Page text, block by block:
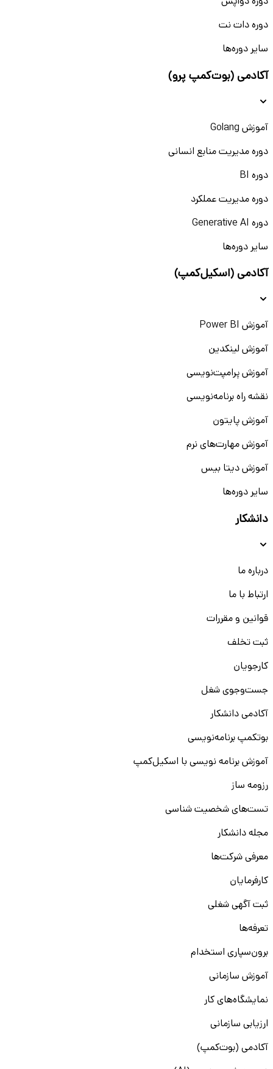
دوره دات نت
سایر دوره‌ها
آکادمی (بوت‌کمپ پرو)
آموزش Golang
دوره مدیریت منابع انسانی
دوره BI
دوره مدیریت عملکرد
دوره Generative AI
سایر دوره‌ها
آکادمی (اسکیل‌کمپ)
آموزش Power BI
آموزش لینکدین
آموزش پرامپت‌نویسی
نقشه راه برنامه‌نویسی
آموزش پایتون
آموزش مهارت‌های نرم
آموزش دیتا بیس
سایر دوره‌ها
دانشکار
درباره ما
ارتباط با ما
قوانین و مقررات
ثبت تخلف
کارجویان
جست‌و‌جوی شغل
آکادمی دانشکار
بوتکمپ برنامه‌نویسی
آموزش برنامه نویسی با اسکیل‌کمپ
رزومه ساز
تست‌های شخصیت شناسی
مجله دانشکار
معرفی شرکت‌ها
کارفرمایان
ثبت آگهی شغلی
تعرفه‌ها
برون‌سپاری استخدام
آموزش سازمانی
نمایشگاه‌های کار
ارزیابی سازمانی
آکادمی (بوت‌کمپ)